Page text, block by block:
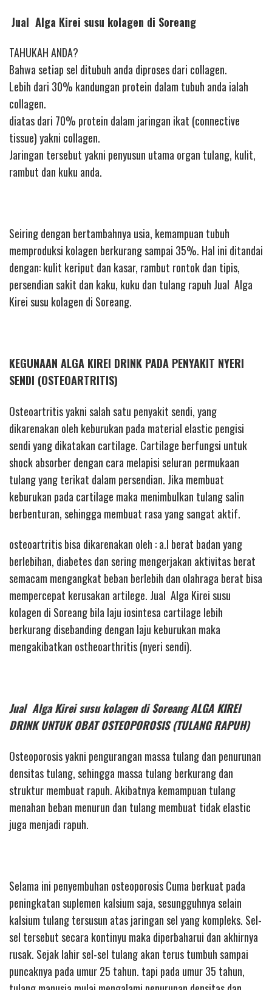
Jual Alga Kirei susu kolagen di Soreang
TAHUKAH ANDA?
Bahwa setiap sel ditubuh anda diproses dari collagen.
Lebih dari 30% kandungan protein dalam tubuh anda ialah
collagen.
diatas dari 70% protein dalam jaringan ikat (connective
tissue) yakni collagen.
Jaringan tersebut yakni penyusun utama organ tulang, kulit,
rambut dan kuku anda.
Seiring dengan bertambahnya usia, kemampuan tubuh
memproduksi kolagen berkurang sampai 35%. Hal ini ditandai
dengan: kulit keriput dan kasar, rambut rontok dan tipis,
persendian sakit dan kaku, kuku dan tulang rapuh Jual Alga
Kirei susu kolagen di Soreang.
KEGUNAAN ALGA KIREI DRINK PADA PENYAKIT NYERI
SENDI (OSTEOARTRITIS)
Osteoartritis yakni salah satu penyakit sendi, yang
dikarenakan oleh keburukan pada material elastic pengisi
sendi yang dikatakan cartilage. Cartilage berfungsi untuk
shock absorber dengan cara melapisi seluran permukaan
tulang yang terikat dalam persendian. Jika membuat
keburukan pada cartilage maka menimbulkan tulang salin
berbenturan, sehingga membuat rasa yang sangat aktif.
osteoartritis bisa dikarenakan oleh : a.l berat badan yang
berlebihan, diabetes dan sering mengerjakan aktivitas berat
semacam mengangkat beban berlebih dan olahraga berat bisa
mempercepat kerusakan artilege. Jual Alga Kirei susu
kolagen di Soreang bila laju iosintesa cartilage lebih
berkurang disebanding dengan laju keburukan maka
mengakibatkan ostheoarthritis (nyeri sendi).
Jual Alga Kirei susu kolagen di Soreang ALGA KIREI
DRINK UNTUK OBAT OSTEOPOROSIS (TULANG RAPUH)
Osteoporosis yakni pengurangan massa tulang dan penurunan
densitas tulang, sehingga massa tulang berkurang dan
struktur membuat rapuh. Akibatnya kemampuan tulang
menahan beban menurun dan tulang membuat tidak elastic
juga menjadi rapuh.
Selama ini penyembuhan osteoporosis Cuma berkuat pada
peningkatan suplemen kalsium saja, sesungguhnya selain
kalsium tulang tersusun atas jaringan sel yang kompleks. Sel-
sel tersebut secara kontinyu maka diperbaharui dan akhirnya
rusak. Sejak lahir sel-sel tulang akan terus tumbuh sampai
puncaknya pada umur 25 tahun. tapi pada umur 35 tahun,